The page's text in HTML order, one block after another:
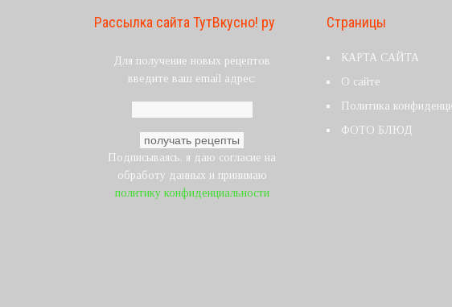
Рассылка сайта ТутВкусно! ру
Для получение новых рецептов
введите ваш email адрес:
Подписываясь, я даю согласие на
обработу данных и принимаю
политику конфиденциальности
Страницы
КАРТА САЙТА
О сайте
Политика
ФОТО БЛЮД